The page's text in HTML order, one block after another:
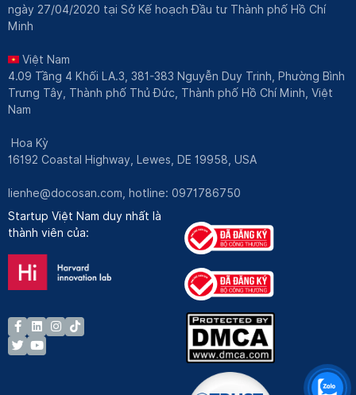
ngày 27/04/2020 tại Sở Kế hoạch Đầu tư Thành phố Hồ Chí
Minh
Việt Nam
4.09 Tầng 4 Khối LA.3, 381-383 Nguyễn Duy Trinh, Phường Bình
Trưng Tây, Thành phố Thủ Đức, Thành phố Hồ Chí Minh, Việt
Nam
Hoa Kỳ
16192 Coastal Highway, Lewes, DE 19958, USA
lienhe@docosan.com , hotline: 0971786750
Startup Việt Nam duy nhất là
thành viên của: